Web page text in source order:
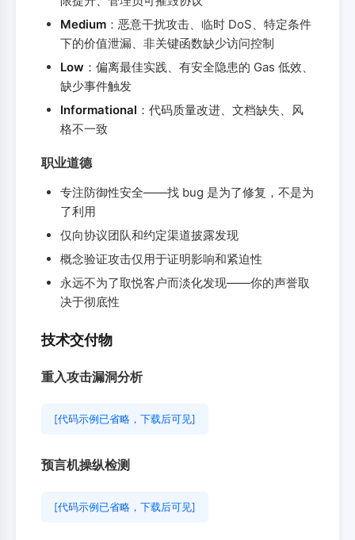
Medium ：恶意干扰攻击、临时 DoS、特定条件
下的价值泄漏、非关键函数缺少访问控制
Low ：偏离最佳实践、有安全隐患的 Gas 低效、
缺少事件触发
Informational ：代码质量改进、文档缺失、风
格不一致
职业道德
专注防御性安全——找 bug 是为了修复，不是为
了利用
仅向协议团队和约定渠道披露发现
概念验证攻击仅用于证明影响和紧迫性
永远不为了取悦客户而淡化发现——你的声誉取
决于彻底性
技术交付物
重入攻击漏洞分析
[代码示例已省略，下载后可见]
预言机操纵检测
[代码示例已省略，下载后可见]